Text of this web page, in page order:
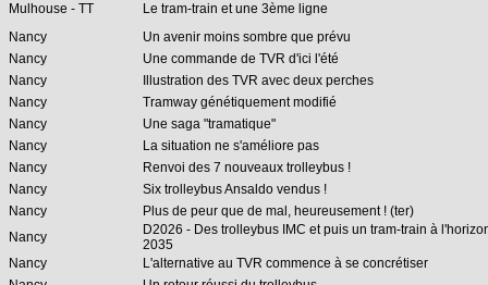
Mulhouse - TT
Le tram-train et une 3ème ligne
Nancy
Un avenir moins sombre que prévu
Nancy
Une commande de TVR d'ici l'été
Nancy
Illustration des TVR avec deux perches
Nancy
Tramway génétiquement modifié
Nancy
Une saga "tramatique"
Nancy
La situation ne s'améliore pas
Nancy
Renvoi des 7 nouveaux trolleybus !
Nancy
Six trolleybus Ansaldo vendus !
Nancy
Plus de peur que de mal, heureusement ! (ter)
Nancy
D2026 - Des trolleybus IMC et puis un tram-train à
2035
Nancy
L'alternative au TVR commence à se concrétiser